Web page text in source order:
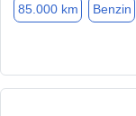
85.000 km Benzin